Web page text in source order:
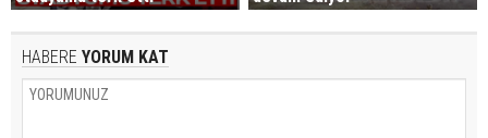
HABERE YORUM KAT